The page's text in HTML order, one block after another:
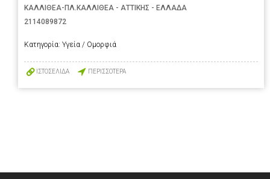
ΚΑΛΛΙΘΕΑ-ΠΛ.ΚΑΛΛΙΘΕΑ - ΑΤΤΙΚΗΣ - ΕΛΛΑΔΑ
2114089872
Κατηγορία: Υγεία / Ομορφιά
ΙΣΤΟΣΕΛΙΔΑ ΠΕΡΙΣΣΟΤΕΡΑ